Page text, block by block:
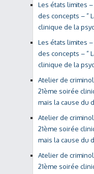
Les états limites
des concepts – ”
clinique de la
Les états limites
des concepts – ”
clinique de la
Atelier de
21ème soirée
mais la cause du
Atelier de
21ème soirée
mais la cause du
Atelier de
21ème soirée